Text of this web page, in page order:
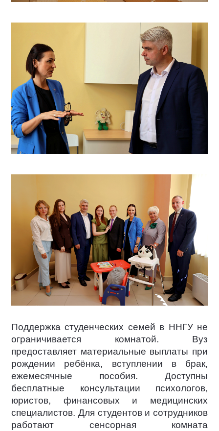
Поддержка студенческих семей в ННГУ не
ограничивается комнатой. Вуз
предоставляет материальные выплаты при
рождении ребёнка, вступлении в брак,
ежемесячные пособия. Доступны
бесплатные консультации психологов,
юристов, финансовых и медицинских
специалистов. Для студентов и сотрудников
работают сенсорная комната